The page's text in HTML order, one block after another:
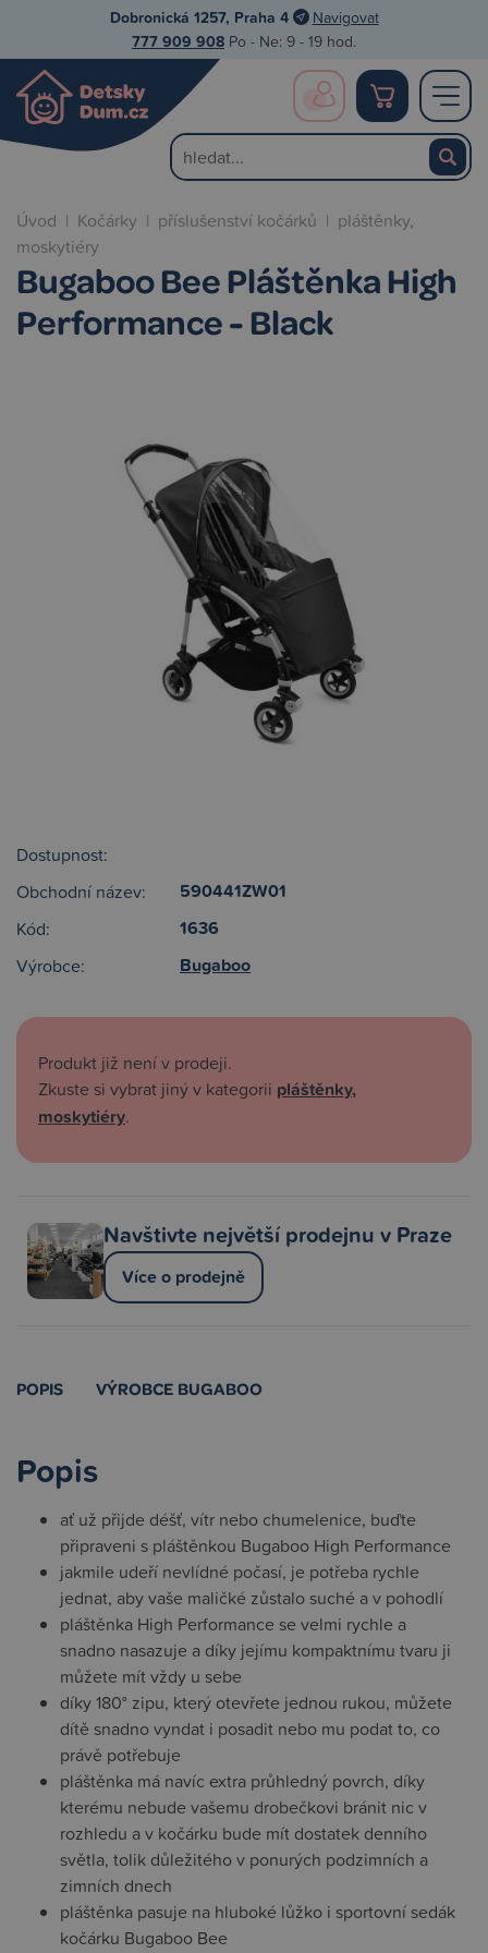
Dobronická 1257, Praha 4 Navigovat
777 909 908 Po - Ne: 9 - 19 hod.
Úvod | Kočárky | příslušenství kočárků | pláštěnky,
moskytiéry
Bugaboo Bee Pláštěnka High
Performance - Black
Dostupnost:
Obchodní název:
590441ZW01
Kód: 1636
Výrobce: Bugaboo
Produkt již není v prodeji.
Zkuste si vybrat jiný v kategorii pláštěnky,
moskytiéry.
Navštivte největší prodejnu v Praze
Více o prodejně
POPIS VÝROBCE BUGABOO
Popis
ať už přijde déšť, vítr nebo chumelenice, buďte
připraveni s pláštěnkou Bugaboo High Performance
jakmile udeří nevlídné počasí, je potřeba rychle
jednat, aby vaše maličké zůstalo suché a v pohodlí
pláštěnka High Performance se velmi rychle a
snadno nasazuje a díky jejímu kompaktnímu tvaru ji
můžete mít vždy u sebe
díky 180° zipu, který otevřete jednou rukou, můžete
dítě snadno vyndat i posadit nebo mu podat to, co
právě potřebuje
pláštěnka má navíc extra průhledný povrch, díky
kterému nebude vašemu drobečkovi bránit nic v
rozhledu a v kočárku bude mít dostatek denního
světla, tolik důležitého v ponurých podzimních a
zimních dnech
pláštěnka pasuje na hluboké lůžko i sportovní sedák
kočárku Bugaboo Bee